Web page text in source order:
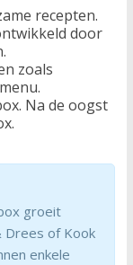
recepten.
door
zoals
Na de oogst
groeit
Drees of Kook
enkele